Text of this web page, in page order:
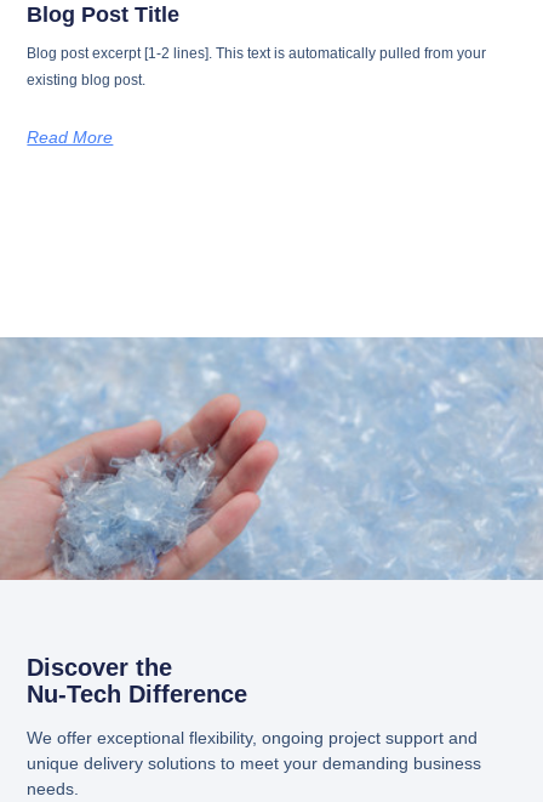
Blog Post Title
Blog post excerpt [1-2 lines]. This text is automatically pulled from your
existing blog post.
Read More
Discover the
Nu-Tech Difference
We offer exceptional flexibility, ongoing project support and
unique delivery solutions to meet your demanding business
needs.